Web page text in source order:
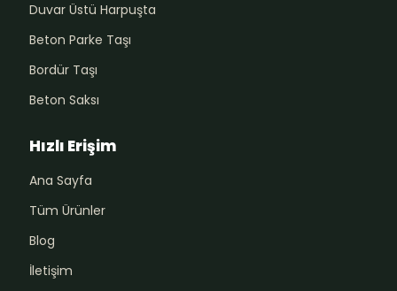
Duvar Üstü Harpuşta
Beton Parke Taşı
Bordür Taşı
Beton Saksı
Hızlı Erişim
Ana Sayfa
Tüm Ürünler
Blog
İletişim